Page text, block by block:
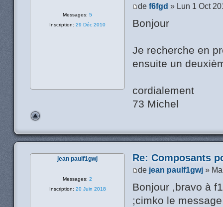
def6fgd » Lun 1 Oct
Bonjour
Je recherche en
ensuite un
cordialement
73 Michel
Messages: 5
Inscription: 29 Déc 2010
Re: Composants
de jean paulf1gwj »
Bonjour ,bravo à
;cimko le
jean paulf1gwj
Messages: 2
Inscription: 20 Juin 2018